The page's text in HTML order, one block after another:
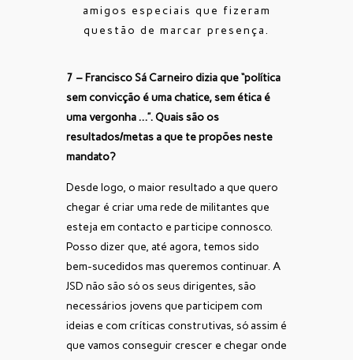
amigos especiais que fizeram
questão de marcar presença.
7 – Francisco Sá Carneiro dizia que “política
sem convicção é uma chatice, sem ética é
uma vergonha …”. Quais são os
resultados/metas a que te propões neste
mandato?
Desde logo, o maior resultado a que quero
chegar é criar uma rede de militantes que
esteja em contacto e participe connosco.
Posso dizer que, até agora, temos sido
bem-sucedidos mas queremos continuar. A
JSD não são só os seus dirigentes, são
necessários jovens que participem com
ideias e com críticas construtivas, só assim é
que vamos conseguir crescer e chegar onde